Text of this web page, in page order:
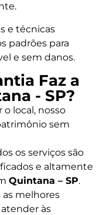
e técnicas
padrões para
e sem danos.
Faz a
- SP?
o local, nosso
sem
os serviços são
e altamente
Quintana – SP.
as melhores
às